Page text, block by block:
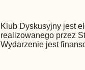
Klub Dyskusyjny jest
realizowanego przez
Wydarzenie jest